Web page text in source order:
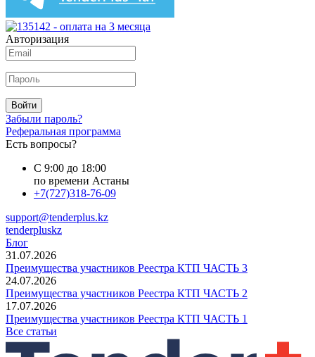
Авторизация
Войти
Забыли пароль?
Реферальная программа
Есть вопросы?
С 9:00 до 18:00
по времени Астаны
+7(727)318-76-09
support@tenderplus.kz
tenderpluskz
Блог
31.07.2026
Преимущества участников Реестра КТП ЧАСТЬ 3
24.07.2026
Преимущества участников Реестра КТП ЧАСТЬ 2
17.07.2026
Преимущества участников Реестра КТП ЧАСТЬ 1
Все статьи